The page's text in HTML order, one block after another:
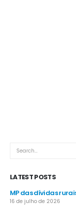
LATEST POSTS
MP das dívidas
16 de julho de 2026